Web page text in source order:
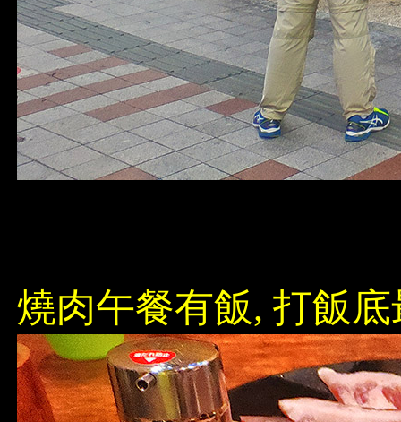
燒肉午餐有飯, 打飯